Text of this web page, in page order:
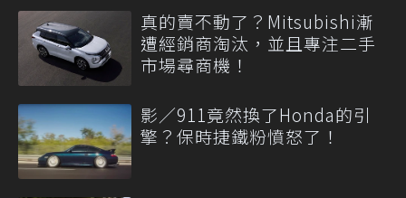
真的賣不動了？Mitsubishi漸
遭經銷商淘汰，並且專注二手
市場尋商機！
影／911竟然換了Honda的引
擎？保時捷鐵粉憤怒了！